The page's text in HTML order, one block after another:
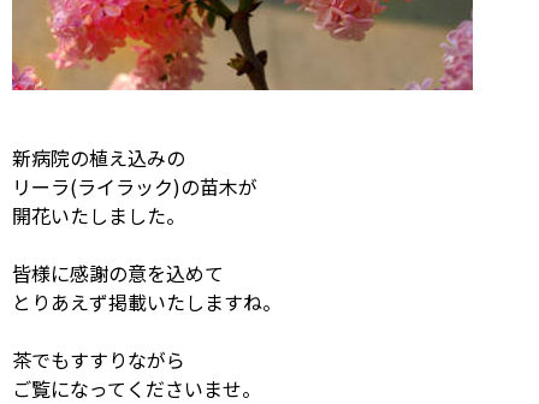
新病院の植え込みの
リーラ(ライラック)の苗木が
開花いたしました。
皆様に感謝の意を込めて
とりあえず掲載いたしますね。
茶でもすすりながら
ご覧になってくださいませ。